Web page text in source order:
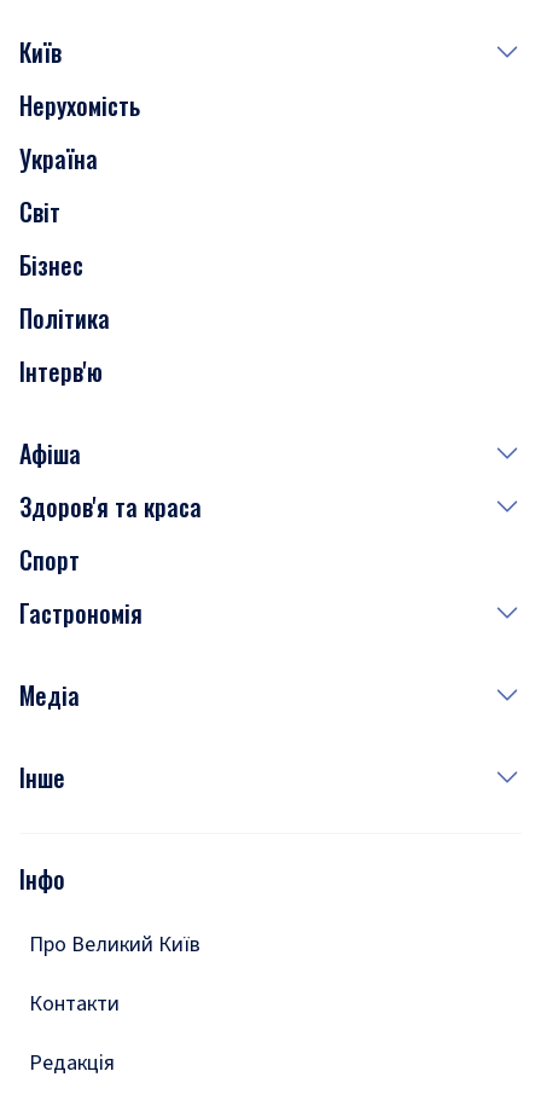
Київ
Події
Скандали
Нерухомість
Транспорт
Нерухомість
Україна
Світ
Бізнес
Політика
Інтерв'ю
Афіша
Сьогодні
Завтра
Субота
Здоров'я та краса
Медицина
Краса
Спорт
Гастрономія
Рецепти
Медіа
Фото
Подкасти
Інше
Тести
Інфо
Про Великий Київ
Контакти
Редакція